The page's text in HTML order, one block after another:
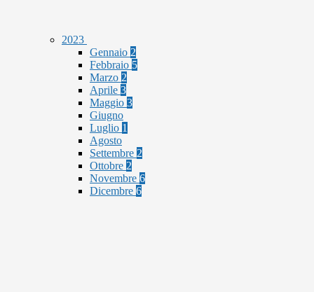
2023
Gennaio 2
Febbraio 5
Marzo 2
Aprile 3
Maggio 3
Giugno
Luglio 1
Agosto
Settembre 2
Ottobre 2
Novembre 6
Dicembre 6